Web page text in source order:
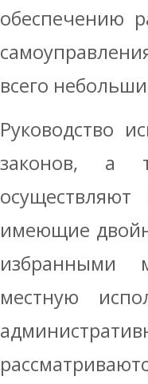
обеспечению
всего
Руководство
законов, а
имеющие
избранными
местную